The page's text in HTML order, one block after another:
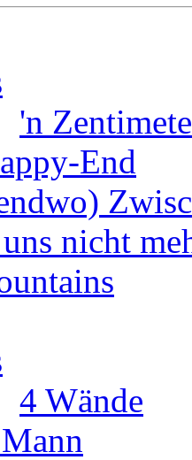
'n
End
nicht
4 Wände